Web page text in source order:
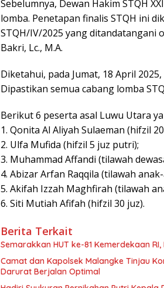
Sebelumnya, Dewan Hakim STQH
lomba. Penetapan finalis STQH ini
STQH/IV/2025 yang ditandatangani
Bakri, Lc., M.A.
Diketahui, pada Jumat, 18 April
Dipastikan semua cabang lomba
Berikut 6 peserta asal Luwu Utara
1. Qonita Al Aliyah Sulaeman (hifzil
2. Ulfa Mufida (hifzil 5 juz putri);
3. Muhammad Affandi (tilawah
4. Abizar Arfan Raqqila (tilawah
5. Akifah Izzah Maghfirah (tilawah
6. Siti Mutiah Afifah (hifzil 30 juz).
Berita Terkait
Semarakkan HUT ke-81 Kemerdekaan
Camat dan Kapolsek Malangke Tinjau
Darurat Berjalan Optimal